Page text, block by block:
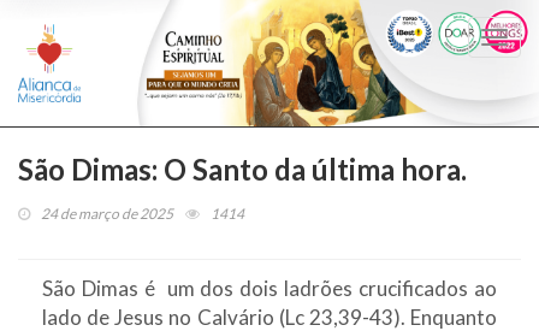
São Dimas: O Santo da última hora.
24 de março de 2025 1414
São Dimas é um dos dois ladrões crucificados ao
lado de Jesus no Calvário (Lc 23,39-43). Enquanto